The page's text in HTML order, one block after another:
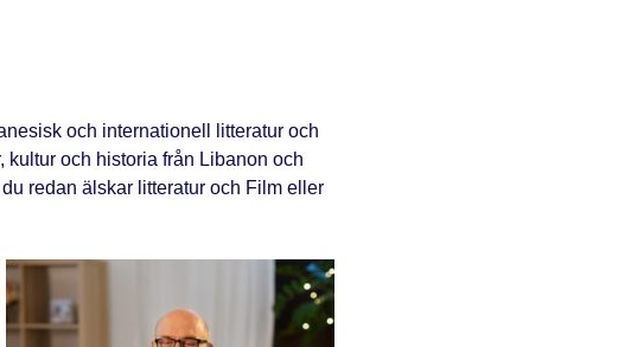
och internationell litteratur och
kultur och historia från Libanon och
redan älskar litteratur och Film eller